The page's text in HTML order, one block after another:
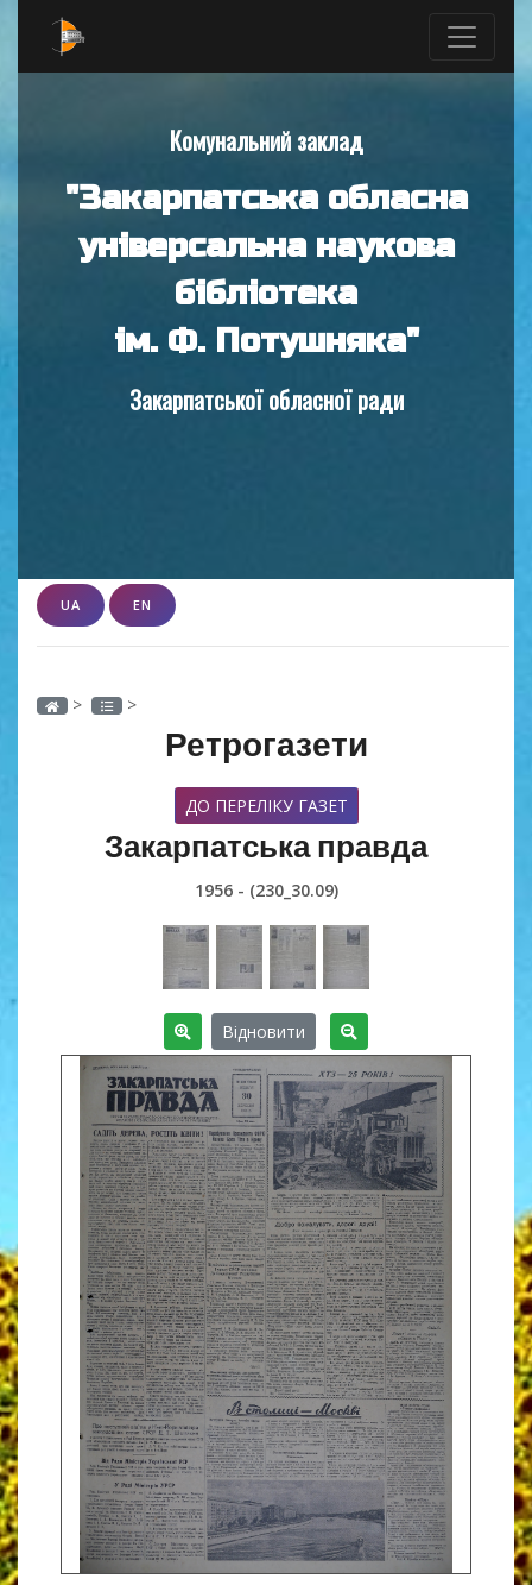
Комунальний заклад
"Закарпатська обласна
універсальна наукова
бібліотека
ім. Ф. Потушняка"
Закарпатської обласної ради
UA EN
> >
Ретрогазети
ДО ПЕРЕЛІКУ ГАЗЕТ
Закарпатська правда
1956 - (230_30.09)
Відновити